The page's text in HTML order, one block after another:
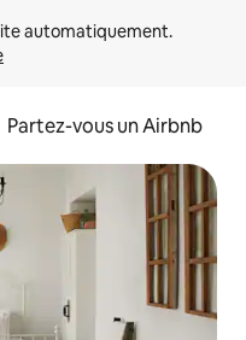
Partez-vous un Airbnb